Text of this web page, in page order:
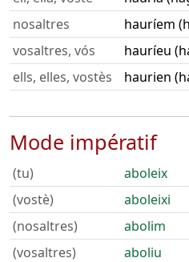
nosaltres
hauríem
vosaltres, vós
hauríeu
ells, elles, vostès
haurien
Mode impératif
(tu)
aboleix
(vostè)
aboleixi
(nosaltres)
abolim
(vosaltres)
aboliu